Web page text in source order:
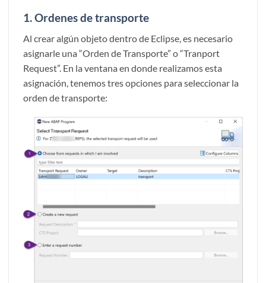
1.Ordenes de transporte
Al crear algún objeto dentro de Eclipse, es necesario
asignarle una “Orden de Transporte” o “Tranport
Request”. En la ventana en donde realizamos esta
asignación, tenemos tres opciones para seleccionar la
orden de transporte: